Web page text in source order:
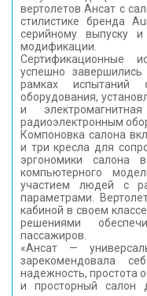
КОНТАКТЫ
вертолетов Ансат с
стилистике бренда
серийному выпуску
модификации.
Сертификационные
успешно
рамках испытаний
оборудования,
и
радиоэлектронным
Компоновка салона
и три кресла для
эргономики салона
компьютерного
участием людей с
параметрами.
кабиной в своем
решениями
пассажиров.
«Ансат —
зарекомендовала
надежность, простота
и просторный салон